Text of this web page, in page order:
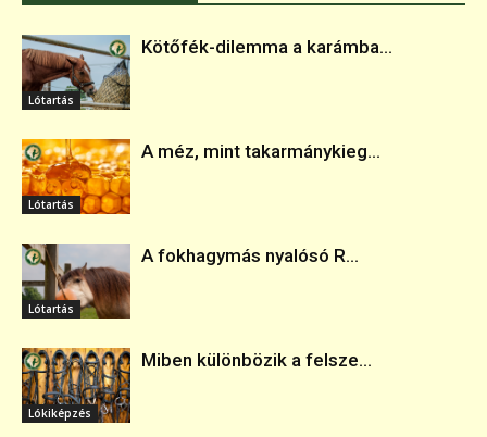
Lótartás
Kötőfék-dilemma a karámba...
Lótartás
A méz, mint takarmánykieg...
Lótartás
A fokhagymás nyalósó R...
Lókiképzés
Miben különbözik a felsze...